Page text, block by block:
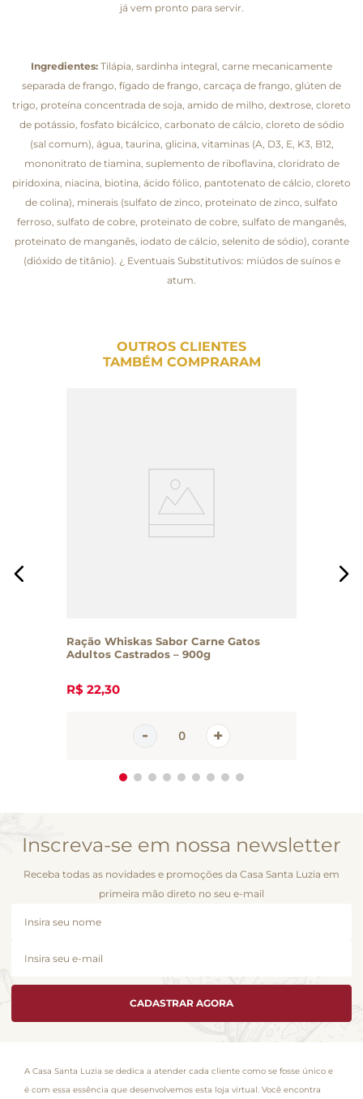
já vem pronto para servir.
Ingredientes: Tilápia, sardinha integral, carne mecanicamente
separada de frango, fígado de frango, carcaça de frango, glúten de
trigo, proteína concentrada de soja, amido de milho, dextrose, cloreto
de potássio, fosfato bicálcico, carbonato de cálcio, cloreto de sódio
(sal comum), água, taurina, glicina, vitaminas (A, D3, E, K3, B12,
mononitrato de tiamina, suplemento de riboflavina, cloridrato de
piridoxina, niacina, biotina, ácido fólico, pantotenato de cálcio, cloreto
de colina), minerais (sulfato de zinco, proteinato de zinco, sulfato
ferroso, sulfato de cobre, proteinato de cobre, sulfato de manganês,
proteinato de manganês, iodato de cálcio, selenito de sódio), corante
(dióxido de titânio). ¿ Eventuais Substitutivos: miúdos de suínos e
atum.
OUTROS CLIENTES
TAMBÉM COMPRARAM
Ração Whiskas Sabor Carne Gatos
Adultos Castrados – 900g
R$ 22,30
Inscreva-se em nossa newsletter
Receba todas as novidades e promoções da Casa Santa Luzia em
primeira mão direto no seu e-mail
CADASTRAR AGORA
A Casa Santa Luzia se dedica a atender cada cliente como se fosse único e
é com essa essência que desenvolvemos esta loja virtual. Você encontra